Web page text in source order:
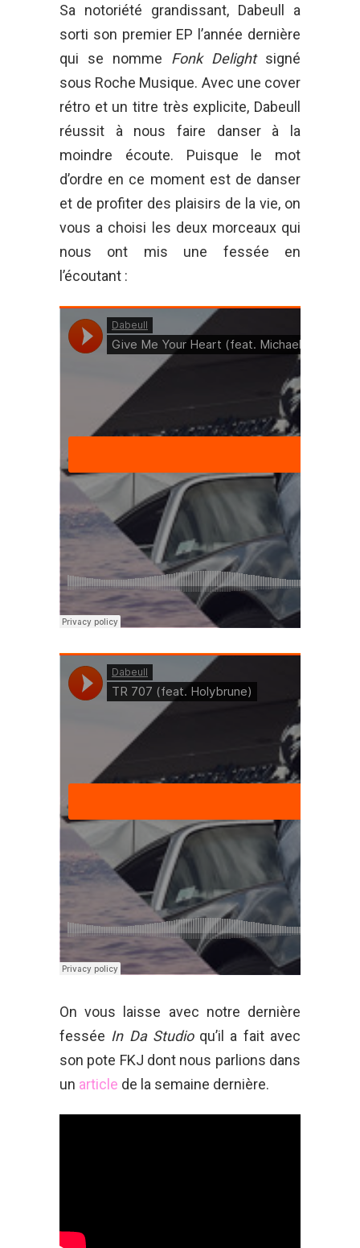
Sa notoriété grandissant, Dabeull a
sorti son premier EP l’année dernière
qui se nomme Fonk Delight signé
sous Roche Musique. Avec une cover
rétro et un titre très explicite, Dabeull
réussit à nous faire danser à la
moindre écoute. Puisque le mot
d’ordre en ce moment est de danser
et de profiter des plaisirs de la vie, on
vous a choisi les deux morceaux qui
nous ont mis une fessée en
l’écoutant :
On vous laisse avec notre dernière
fessée In Da Studioqu’il a fait avec
son pote FKJ dont nous parlions dans
un article de la semaine dernière.